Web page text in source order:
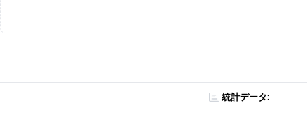
統計データ: